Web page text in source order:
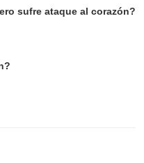
sufre ataque al corazón?